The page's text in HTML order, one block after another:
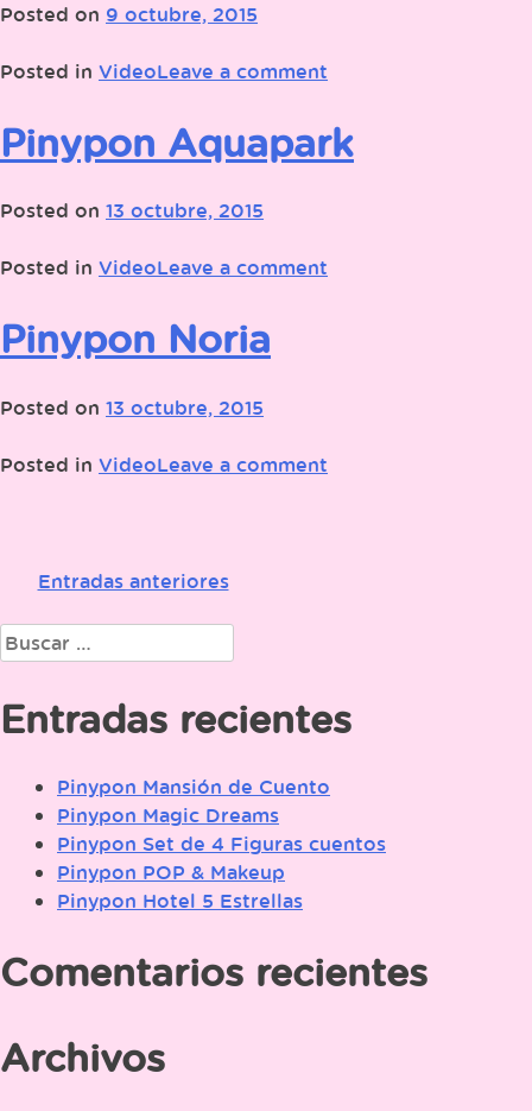
Posted on 9 octubre, 2015
Posted in VideoLeave a comment
Pinypon Aquapark
Posted on 13 octubre, 2015
Posted in VideoLeave a comment
Pinypon Noria
Posted on 13 octubre, 2015
Posted in VideoLeave a comment
Navegación
de
entradas
Entradas anteriores
Buscar:
Entradas recientes
Pinypon Mansión de Cuento
Pinypon Magic Dreams
Pinypon Set de 4 Figuras cuentos
Pinypon POP & Makeup
Pinypon Hotel 5 Estrellas
Comentarios recientes
Archivos